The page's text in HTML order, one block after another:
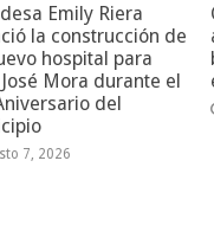
Emily Riera
la construcción de
hospital para
José Mora durante el
del
7, 2026